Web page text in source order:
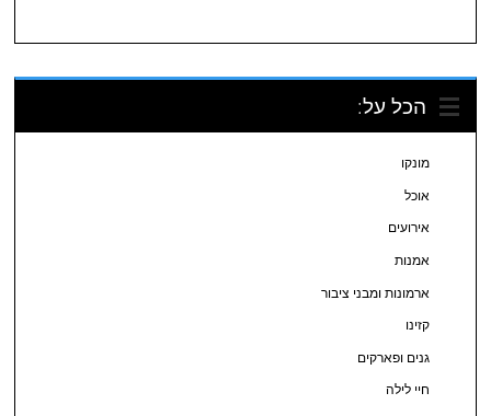
הכל על:
מונקו
אוכל
אירועים
אמנות
ארמונות ומבני ציבור
קזינו
גנים ופארקים
חיי לילה